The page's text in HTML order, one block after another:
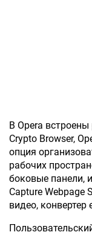
В Opera
Crypto Browser,
опция
рабочих
боковые панели,
Capture Webpage
видео,